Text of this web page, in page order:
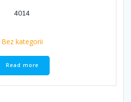
4014
Bez kategorii
Read more